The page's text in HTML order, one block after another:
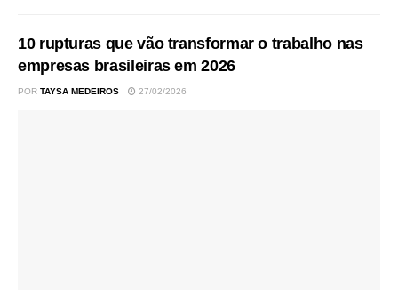
10 rupturas que vão transformar o trabalho nas
empresas brasileiras em 2026
POR TAYSA MEDEIROS 27/02/2026